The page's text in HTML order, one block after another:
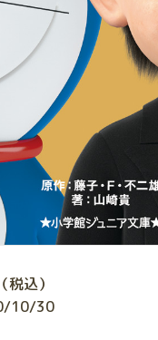
税込）
10/30